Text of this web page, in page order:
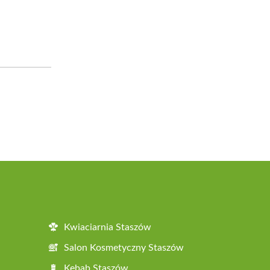
Kwiaciarnia Staszów
Salon Kosmetyczny Staszów
Kebab Staszów